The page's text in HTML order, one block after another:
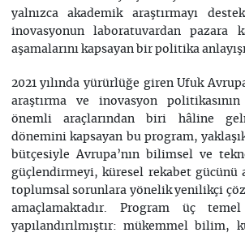
yalnızca akademik araştırmayı
inovasyonun laboratuvardan pazara
aşamalarını kapsayan bir politika
2021 yılında yürürlüğe giren Ufuk
araştırma ve inovasyon
önemli araçlarından biri hâline
dönemini kapsayan bu program,
bütçesiyle Avrupa’nın bilimsel ve
güçlendirmeyi, küresel rekabet gücünü
toplumsal sorunlara yönelik yenilikçi
amaçlamaktadır. Program üç
yapılandırılmıştır: mükemmel bilim,